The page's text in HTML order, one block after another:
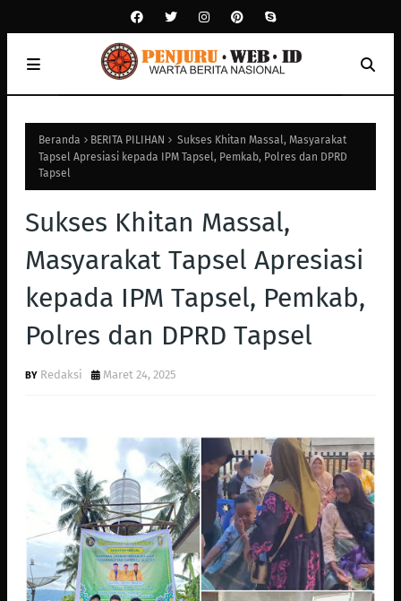
Beranda BERITA PILIHAN
Sukses Khitan Massal, Masyarakat
Tapsel Apresiasi kepada IPM Tapsel, Pemkab, Polres dan DPRD
Tapsel
Sukses Khitan Massal,
Masyarakat Tapsel Apresiasi
kepada IPM Tapsel, Pemkab,
Polres dan DPRD Tapsel
Redaksi Maret 24, 2025